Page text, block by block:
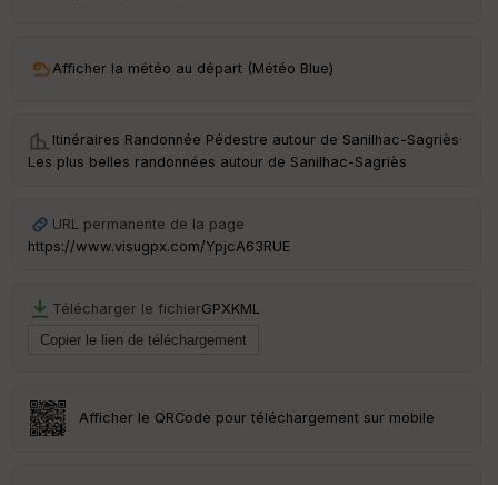
Afficher la météo au départ (Météo Blue)
Itinéraires Randonnée Pédestre autour de Sanilhac-Sagriès·
Les plus belles randonnées autour de Sanilhac-Sagriès
URL permanente de la page
https://www.visugpx.com/YpjcA63RUE
Télécharger le fichierGPXKML
Afficher le QRCode pour téléchargement sur mobile